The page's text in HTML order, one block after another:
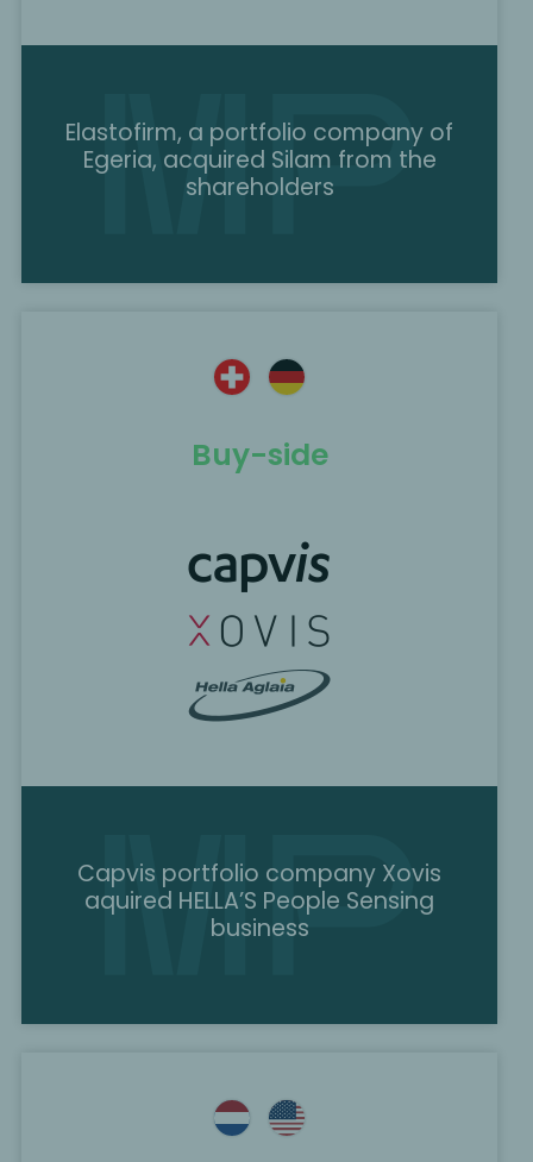
Elastofirm, a portfolio company of
Egeria, acquired Silam from the
shareholders
Buy-side
Capvis portfolio company Xovis
aquired HELLA’S People Sensing
business